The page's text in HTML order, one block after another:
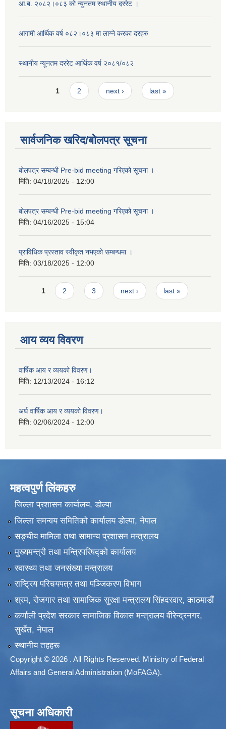
आ.ब. २०८२।०८३ को न्युनतम स्थानीय दररेट ।
आगामी आर्थिक वर्ष ०८२।०८३ मा लाग्ने करका दरहरु
स्थानीय न्यूनतम दररेट आर्थिक वर्ष २०८१/०८२
Pages1 2 next › last »
सार्वजनिक खरिद/बोलपत्र सूचना
बोलपत्र सम्बन्धी Pre-bid meeting गरिएको सूचना ।
मिति: 04/18/2025 - 12:00
बोलपत्र सम्बन्धी Pre-bid meeting गरिएको सूचना ।
मिति: 04/16/2025 - 15:04
प्राविधिक प्रस्ताव स्वीकृत नभएको सम्बन्धमा ।
मिति: 03/18/2025 - 12:00
Pages
1 2 3 next › last »
आय व्यय विवरण
वार्षिक आय र व्ययको विवरण।
मिति: 12/13/2024 - 16:12
अर्ध वार्षिक आय र व्ययको विवरण।
मिति: 02/06/2024 - 12:00
महत्वपुर्ण लिंकहरु
जिल्ला प्रशासन कार्यालय, डोल्पा
जिल्ला समन्वय समितिको कार्यालय डोल्पा, नेपाल
सङ्‍घीय मामिला तथा सामान्य प्रशासन मन्त्रालय
मुख्यमन्त्री तथा मन्त्रिपरिषद्को कार्यालय
स्वास्थ्य तथा जनसंख्या मन्त्रालय
राष्ट्रिय परिचयपत्र तथा पञ्जिकरण विभाग
श्रम, रोजगार तथा सामाजिक सुरक्षा मन्त्रालय सिंहदरवार, काठमाडाैं
कर्णाली प्रदेश सरकार सामाजिक विकास मन्त्रालय वीरेन्द्रनगर,
सुर्खेत, नेपाल
स्थानीय तहहरू
Copyright © 2026 . All Rights Reserved. Ministry of Federal
Affairs and General Administration (MoFAGA).
सूचना अधिकारी